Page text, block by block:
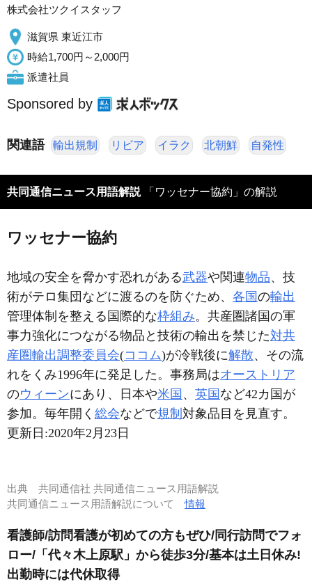
株式会社ツクイスタッフ
滋賀県 東近江市
時給1,700円～2,000円
派遣社員
Sponsored by
関連語 輸出規制 リビア イラク 北朝鮮 自発性
共同通信ニュース用語解説「ワッセナー協約」の解説
ワッセナー協約
地域の安全を脅かす恐れがある武器や関連物品、技
術がテロ集団などに渡るのを防ぐため、 各国の輸出
管理体制を整える国際的な枠組み。共産圏諸国の軍
事力強化につながる物品と技術の輸出を禁じた対共
産圏輸出調整委員会(ココム)が冷戦後に解散、その流
れをくみ1996年に発足した。事務局はオーストリア
のウィーンにあり、日本や米国 、 英国 など42カ国が
参加。毎年開く 総会などで規制 対象品目を見直す。
更新日:2020年2月23日
出典 共同通信社 共同通信ニュース用語解説
共同通信ニュース用語解説について情報
看護師/訪問看護が初めての方もぜひ/同行訪問でフォ
ロー/「代々木上原駅」から徒歩3分/基本は土日休み!
出勤時には代休取得